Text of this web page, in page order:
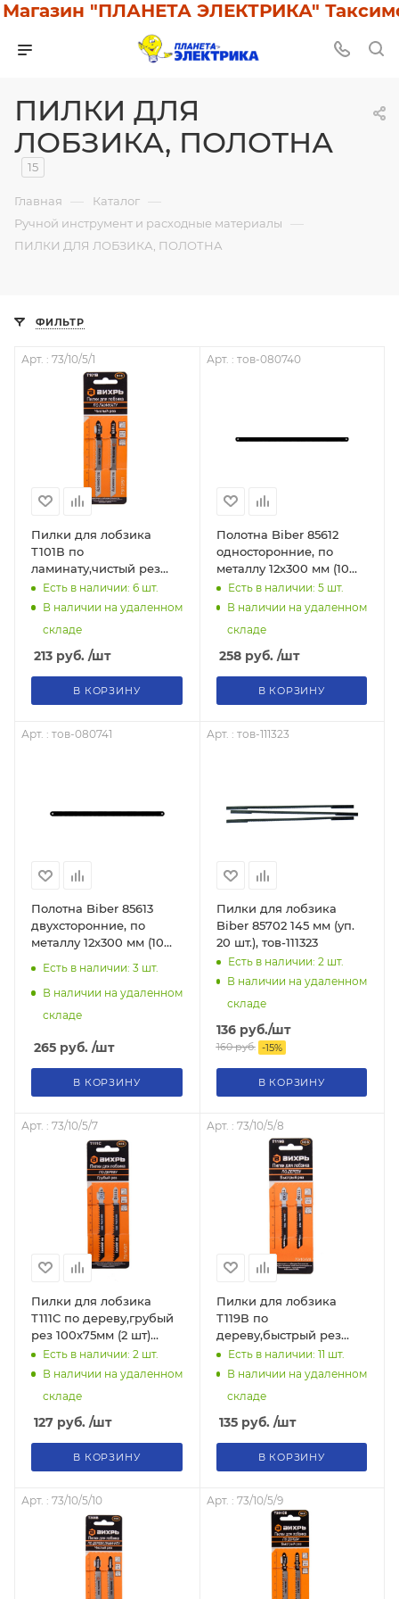
"ПЛАНЕТА ЭЛЕКТРИКА"
ПИЛКИ ДЛЯ
ЛОБЗИКА, ПОЛОТНА
15
Главная — Каталог —
Ручной инструмент и расходные материалы —
ПИЛКИ ДЛЯ ЛОБЗИКА, ПОЛОТНА
ФИЛЬТР
Арт. : 73/10/5/1
Пилки для лобзика
Т101В по
ламинату,чистый рез
100х75мм (2 шт) 73/10/5/1
"ВИХРЬ"
Есть в наличии: 6 шт.
В наличии на удаленном
складе
213 руб. /шт
В КОРЗИНУ
Арт. : тов-080740
Полотна Biber 85612
односторонние, по
металлу 12х300 мм (10
шт.), тов-080740
Есть в наличии: 5шт.
В наличии на удаленном
складе
258руб. /шт
В КОРЗИНУ
Арт. : тов-080741
Полотна Biber 85613
двухсторонние, по
металлу 12х300 мм (10
Есть в наличии: 3 шт.
В наличии на удаленном
складе
265 руб. /шт
В КОРЗИНУ
Арт. : тов-111323
Пилки для лобзика
Biber 85702 145 мм (уп.
20 шт.), тов-111323
Есть в наличии: 2шт.
В наличии на удаленном
складе
136руб./шт
160руб. -15%
В КОРЗИНУ
Арт. : 73/10/5/7
Пилки для лобзика
Т111C по дереву,грубый
рез 100х75мм (2 шт)
73/10/5/7 "ВИХРЬ"
Есть в наличии: 2 шт.
В наличии на удаленном
складе
127 руб. /шт
В КОРЗИНУ
Арт. : 73/10/5/8
Пилки для лобзика
Т119В по
дереву,быстрый рез
76х50мм (2 шт) 73/10/5/8
"ВИХРЬ"
Есть в наличии: 11 шт.
В наличии на удаленном
складе
135руб. /шт
В КОРЗИНУ
Арт. : 73/10/5/10 Арт. : 73/10/5/9